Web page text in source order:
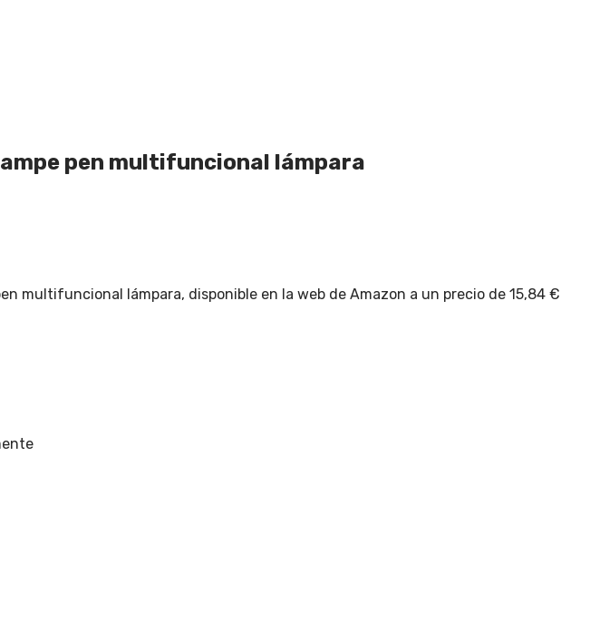
pen multifuncional lámpara
multifuncional lámpara, disponible en la web de Amazon a un precio de 15,84 €